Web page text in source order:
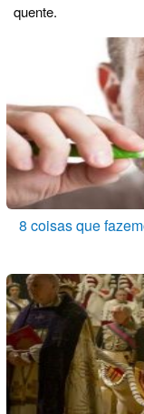
quente.
8 coisas que